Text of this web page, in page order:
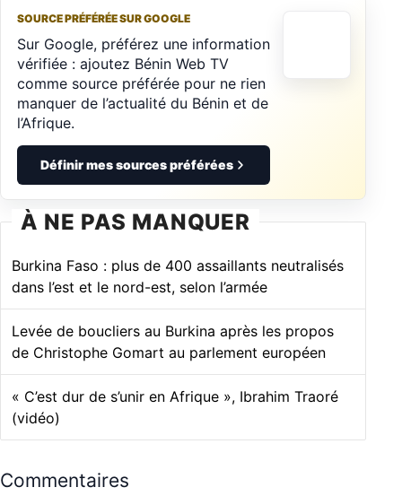
SOURCE PRÉFÉRÉE SUR GOOGLE
Sur Google, préférez une information
vérifiée : ajoutez Bénin Web TV
comme source préférée pour ne rien
manquer de l’actualité du Bénin et de
l’Afrique.
Définir mes sources préférées
À NE PAS MANQUER
Burkina Faso : plus de 400 assaillants neutralisés
dans l’est et le nord-est, selon l’armée
Levée de boucliers au Burkina après les propos
de Christophe Gomart au parlement européen
« C’est dur de s’unir en Afrique », Ibrahim Traoré
(vidéo)
Commentaires